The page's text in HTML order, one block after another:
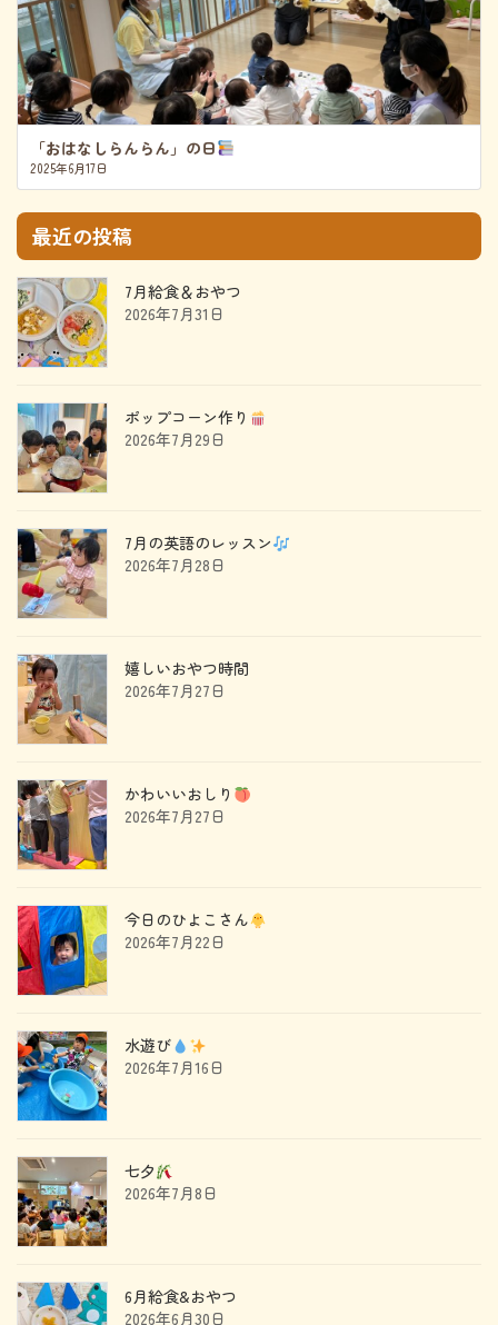
「おはなしらんらん」の日
2025年6月17日
最近の投稿
7月給食＆おやつ
2026年7月31日
ポップコーン作り
2026年7月29日
7月の英語のレッスン
2026年7月28日
嬉しいおやつ時間
2026年7月27日
かわいいおしり
2026年7月27日
今日のひよこさん
2026年7月22日
水遊び
2026年7月16日
七夕
2026年7月8日
6月給食&おやつ
2026年6月30日